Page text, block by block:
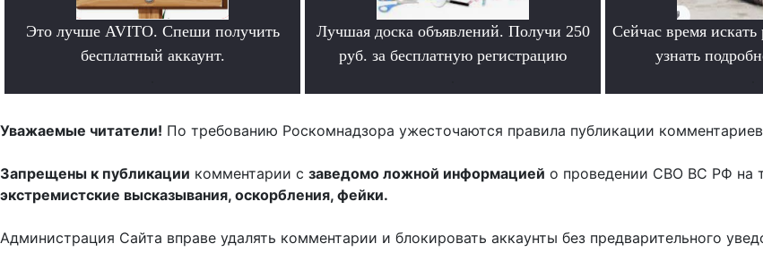
Это лучше AVITO. Спеши получить
бесплатный аккаунт.
Лучшая доска объявлений. Получи 250
руб. за бесплатную регистрацию
Сейчас время
узнать
Уважаемые читатели! По требованию Роскомнадзора ужесточаются правила публикации
Запрещены к публикации комментарии с заведомо ложной информацией о проведении СВО ВС РФ на
экстремистские высказывания, оскорбления, фейки.
Администрация Сайта вправе удалять комментарии и блокировать аккаунты без предварительного